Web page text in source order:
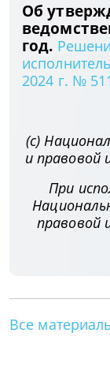
Об
год.
2024 г. №
(с)
и правовой
При
правовой
Все